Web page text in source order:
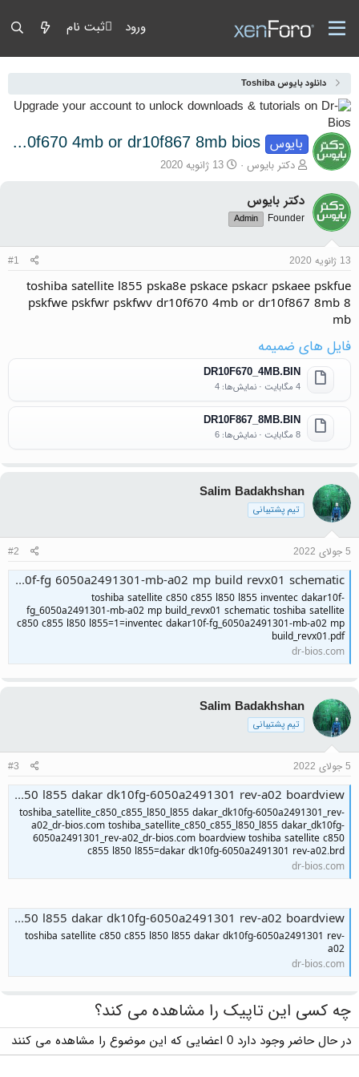
ورود ثبت نام
دانلود بایوس Toshiba
بایوس toshiba satellite l855 pska8e pskace pskacr pskaee pskfue pskfwe pskfwr pskfwv dr10f670 4mb or dr10f867 8mb bios
آغازگر گفتمان
دکتر بایوس تاریخ شروع
13 ژانویه 2020
دکتر بایوس
Founder
Admin
13 ژانویه 2020 #1
toshiba satellite l855 pska8e pskace pskacr pskaee pskfue
pskfwe pskfwr pskfwv dr10f670 4mb or dr10f867 8mb 8
mb
فایل های ضمیمه
DR10F670_4MB.BIN
4 مگابایت · نمایش‌ها: 4
DR10F867_8MB.BIN
8 مگابایت · نمایش‌ها: 6
Salim Badakhshan
تیم پشتیبانی
5 جولای 2022 #2
toshiba satellite c850 c855 l850 l855 inventec dakar10f-fg 6050a2491301-mb-a02 mp build revx01 schematic
toshiba satellite c850 c855 l850 l855 inventec dakar10f-
fg_6050a2491301-mb-a02 mp build_revx01 schematic toshiba satellite
c850 c855 l850 l855=1=inventec dakar10f-fg_6050a2491301-mb-a02 mp
build_revx01.pdf
dr-bios.com
Salim Badakhshan
تیم پشتیبانی
5 جولای 2022 #3
toshiba satellite c850 c855 l850 l855 dakar dk10fg-6050a2491301 rev-a02 boardview
toshiba_satellite_c850_c855_l850_l855 dakar_dk10fg-6050a2491301_rev-
a02_dr-bios.com toshiba_satellite_c850_c855_l850_l855 dakar_dk10fg-
6050a2491301_rev-a02_dr-bios.com boardview toshiba satellite c850
c855 l850 l855=dakar dk10fg-6050a2491301 rev-a02.brd
dr-bios.com
toshiba satellite c850 c855 l850 l855 dakar dk10fg-6050a2491301 rev-a02 boardview
toshiba satellite c850 c855 l850 l855 dakar dk10fg-6050a2491301 rev-
a02
dr-bios.com
چه کسی این تاپیک را مشاهده می کند؟
در حال حاضر وجود دارد 0 اعضایی که این موضوع را مشاهده می کنند